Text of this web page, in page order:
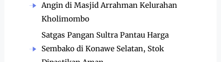
Angin di Masjid Arrahman Kelurahan
Kholimombo
Satgas Pangan Sultra Pantau Harga
Sembako di Konawe Selatan, Stok